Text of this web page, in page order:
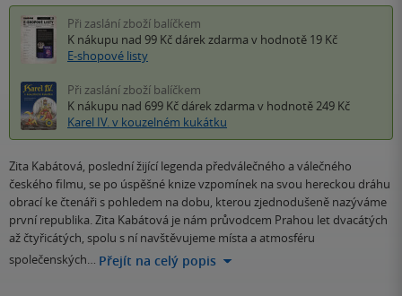
Při zaslání zboží balíčkem
K nákupu nad 99 Kč dárek zdarma v hodnotě 19 Kč
E-shopové listy
Při zaslání zboží balíčkem
K nákupu nad 699 Kč dárek zdarma v hodnotě 249 Kč
Karel IV. v kouzelném kukátku
Zita Kabátová, poslední žijící legenda předválečného a válečného
českého filmu, se po úspěšné knize vzpomínek na svou hereckou dráhu
obrací ke čtenáři s pohledem na dobu, kterou zjednodušeně nazýváme
první republika. Zita Kabátová je nám průvodcem Prahou let dvacátých
až čtyřicátých, spolu s ní navštěvujeme místa a atmosféru
společenských… Přejít na celý popis